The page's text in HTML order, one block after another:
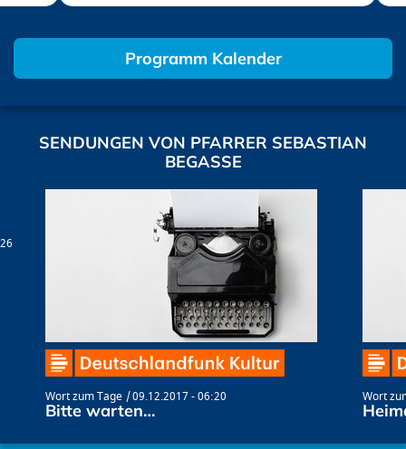
Programm Kalender
SENDUNGEN VON PFARRER SEBASTIAN
BEGASSE
Wort zum Tage 09.12.2017 - 06:20
Bitte warten…
Wort